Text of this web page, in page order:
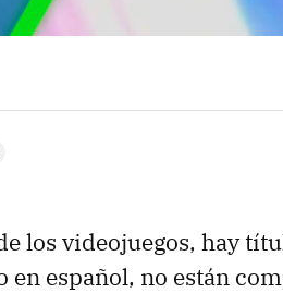
los videojuegos, hay
en español, no están